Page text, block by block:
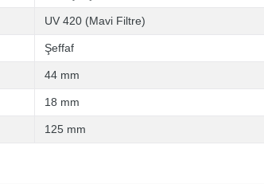
UV 420 (Mavi Filtre)
Şeffaf
44 mm
18 mm
125 mm